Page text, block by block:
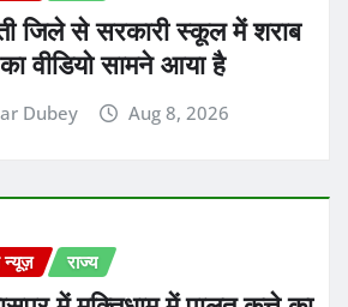
जिले से सरकारी स्कूल में शराब
वीडियो सामने आया है
Dubey Aug 8, 2026
न्यूज़ राज्य